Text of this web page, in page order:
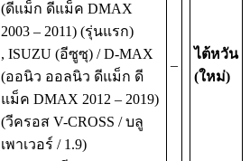
(ดีแม็ก ดีแม็ค DMAX
2003 – 2011) (รุ่นแรก)
, ISUZU (อีซูซุ) / D-MAX
(ออนิว ออลนิว ดีแม็ก ดี
แม็ค DMAX 2012 – 2019)
(วีครอส V-CROSS / บลู
เพาเวอร์ / 1.9)
–
ไต้หวัน
(ใหม่)